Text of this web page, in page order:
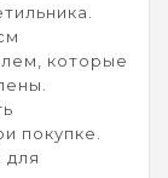
которые
покупке.
для